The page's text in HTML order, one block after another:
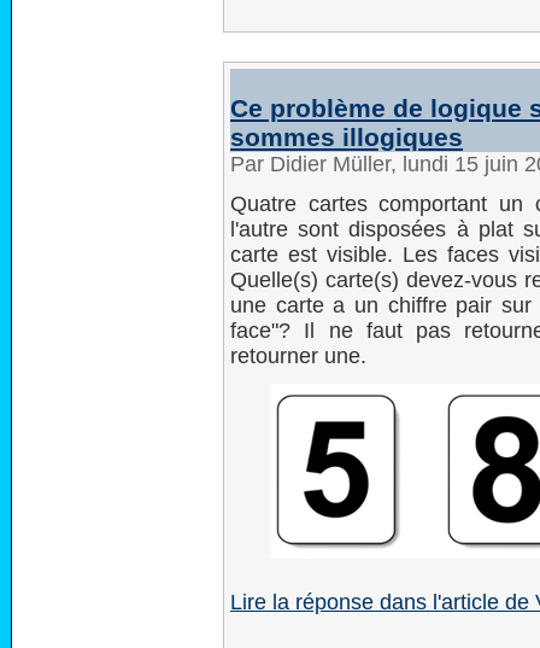
Ce problème de logique
sommes illogiques
Par Didier Müller, lundi 15 juin
Quatre cartes comportant
l'autre sont disposées à plat
carte est visible. Les faces
Quelle(s) carte(s) devez-vous
une carte a un chiffre pair
face"? Il ne faut pas
retourner une.
Lire la réponse dans l'article